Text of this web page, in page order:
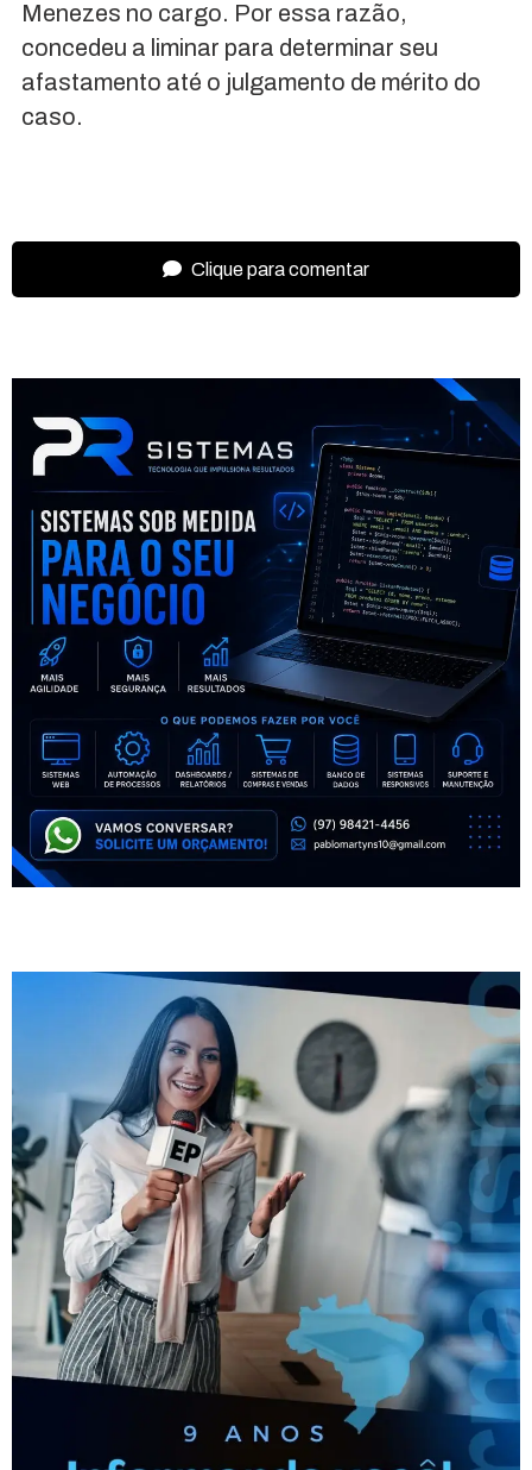
Menezes no cargo. Por essa razão,
concedeu a liminar para determinar seu
afastamento até o julgamento de mérito do
caso.
Clique para comentar